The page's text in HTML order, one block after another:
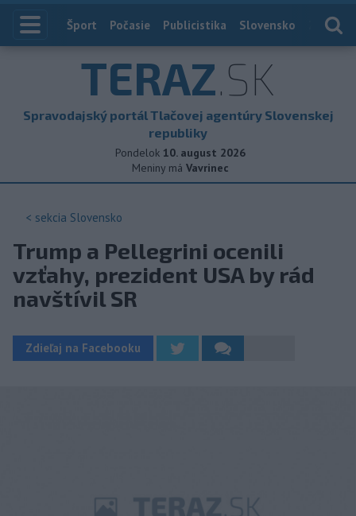
Index
Šport Počasie Publicistika Slovensko
TERAZ.SK
Spravodajský portál Tlačovej agentúry Slovenskej
republiky
Pondelok 10. august 2026
Meniny má Vavrinec
< sekcia Slovensko
Trump a Pellegrini ocenili
vzťahy, prezident USA by rád
navštívil SR
Zdieľaj na Facebooku